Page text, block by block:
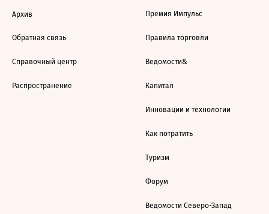
Архив
Обратная связь
Справочный центр
Распространение
Премия Импульс
Правила торговли
Ведомости&
Капитал
Инновации и технологии
Как потратить
Туризм
Форум
Ведомости Северо-Запад